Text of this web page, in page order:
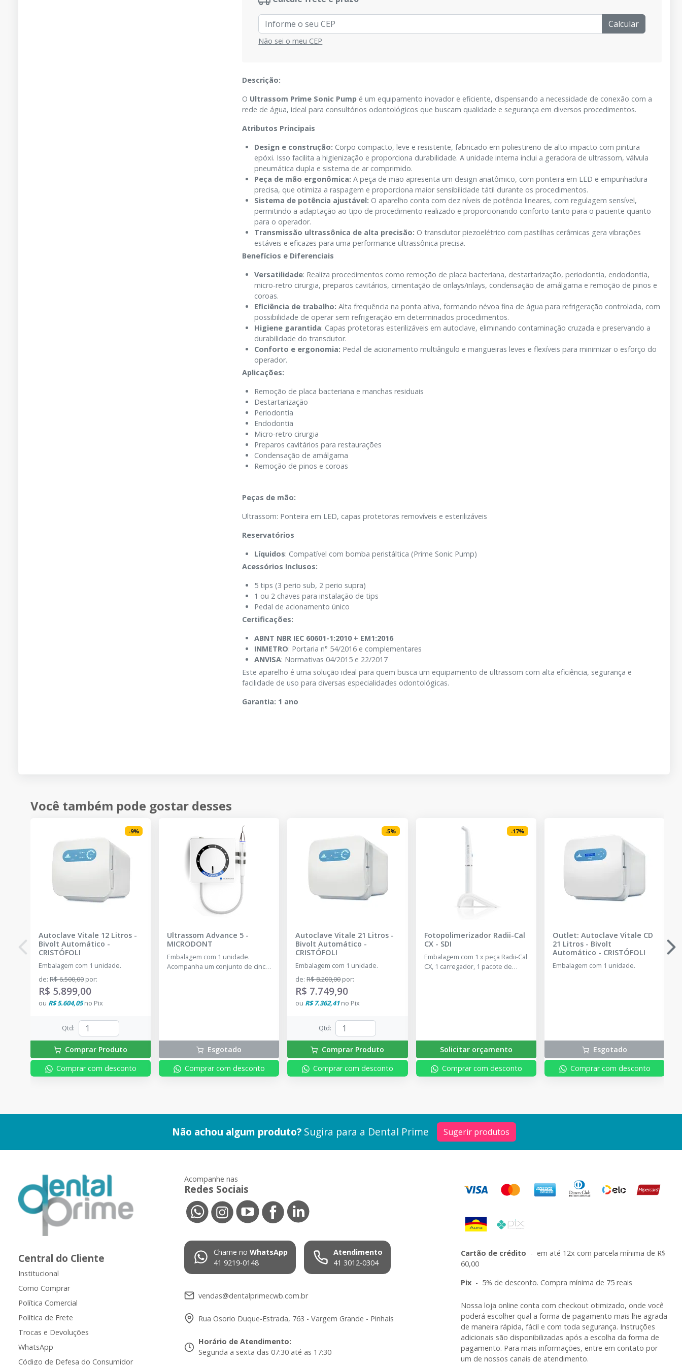
Calcular
Não sei o meu CEP
Descrição:
O Ultrassom Prime Sonic Pump é um equipamento inovador e eficiente, dispensando a necessidade de conexão com a
rede de água, ideal para consultórios odontológicos que buscam qualidade e segurança em diversos procedimentos.
Atributos Principais
Design e construção: Corpo compacto, leve e resistente, fabricado em poliestireno de alto impacto com pintura
epóxi. Isso facilita a higienização e proporciona durabilidade. A unidade interna inclui a geradora de ultrassom, válvula
pneumática dupla e sistema de ar comprimido.
Peça de mão ergonômica: A peça de mão apresenta um design anatômico, com ponteira em LED e empunhadura
precisa, que otimiza a raspagem e proporciona maior sensibilidade tátil durante os procedimentos.
Sistema de potência ajustável: O aparelho conta com dez níveis de potência lineares, com regulagem sensível,
permitindo a adaptação ao tipo de procedimento realizado e proporcionando conforto tanto para o paciente quanto
para o operador.
Transmissão ultrassônica de alta precisão: O transdutor piezoelétrico com pastilhas cerâmicas gera vibrações
estáveis e eficazes para uma performance ultrassônica precisa.
Benefícios e Diferenciais
Versatilidade: Realiza procedimentos como remoção de placa bacteriana, destartarização, periodontia, endodontia,
micro-retro cirurgia, preparos cavitários, cimentação de onlays/inlays, condensação de amálgama e remoção de pinos e
coroas.
Eficiência de trabalho: Alta frequência na ponta ativa, formando névoa fina de água para refrigeração controlada, com
possibilidade de operar sem refrigeração em determinados procedimentos.
Higiene garantida: Capas protetoras esterilizáveis em autoclave, eliminando contaminação cruzada e preservando a
durabilidade do transdutor.
Conforto e ergonomia: Pedal de acionamento multiângulo e mangueiras leves e flexíveis para minimizar o esforço do
operador.
Aplicações:
Remoção de placa bacteriana e manchas residuais
Destartarização
Periodontia
Endodontia
Micro-retro cirurgia
Preparos cavitários para restaurações
Condensação de amálgama
Remoção de pinos e coroas
Peças de mão:
Ultrassom: Ponteira em LED, capas protetoras removíveis e esterilizáveis
Reservatórios
Líquidos: Compatível com bomba peristáltica (Prime Sonic Pump)
Acessórios Inclusos:
5 tips (3 perio sub, 2 perio supra)
1 ou 2 chaves para instalação de tips
Pedal de acionamento único
Certificações:
ABNT NBR IEC 60601-1:2010 + EM1:2016
INMETRO: Portaria n° 54/2016 e complementares
ANVISA: Normativas 04/2015 e 22/2017
Este aparelho é uma solução ideal para quem busca um equipamento de ultrassom com alta eficiência, segurança e
facilidade de uso para diversas especialidades odontológicas.
Garantia: 1 ano
Você também pode gostar desses
-9%
Autoclave Vitale 12 Litros -
Bivolt Automático -
CRISTÓFOLI
Embalagem com 1 unidade.
de: R$ 6.500,00 por:
R$ 5.899,00
ou R$ 5.604,05no Pix
Qtd:
Comprar Produto
Comprar com desconto
Ultrassom Advance 5 -
MICRODONT
Embalagem com 1 unidade.
Acompanha um conjunto de cinco
Esgotado
Comprar com desconto
-5%
Autoclave Vitale 21 Litros -
Bivolt Automático -
CRISTÓFOLI
Embalagem com 1 unidade.
de:R$ 8.200,00 por:
R$ 7.749,90
ou R$ 7.362,41no Pix
Qtd:
Comprar Produto
Comprar com desconto
-17%
Fotopolimerizador Radii-Cal
CX- SDI
Embalagem com 1 x peça Radii-Cal
CX, 1 carregador, 1 pacote de
Solicitar orçamento
Comprar com desconto
Outlet: Autoclave Vitale CD
21 Litros - Bivolt
Automático - CRISTÓFOLI
Embalagem com 1 unidade.
Esgotado
Comprar com desconto
Não achou algum produto? Sugira para a Dental Prime Sugerir produtos
Central do Cliente
Institucional
Como Comprar
Política Comercial
Política de Frete
Trocas e Devoluções
WhatsApp
Código de Defesa do Consumidor
Acompanhe nas
Redes Sociais
Chame no WhatsApp
41 9219-0148
Atendimento
41 3012-0304
vendas@dentalprimecwb.com.br
Rua Osorio Duque-Estrada, 763 - Vargem Grande - Pinhais
Horário de Atendimento:
Segunda a sexta das 07:30 até as 17:30
Cartão de crédito - em até 12x com parcela mínima de R$
60,00
Pix - 5% de desconto. Compra mínima de 75 reais
Nossa loja online conta com checkout otimizado, onde você
poderá escolher qual a forma de pagamento mais lhe agrada
de maneira rápida, fácil e com toda segurança. Instruções
adicionais são disponibilizadas após a escolha da forma de
pagamento. Para mais informações, entre em contato por
um de nossos canais de atendimento.